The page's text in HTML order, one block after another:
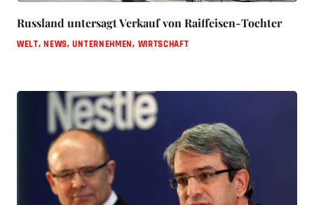
Russland untersagt Verkauf von Raiffeisen-Tochter
WELT,NEWS,UNTERNEHMEN, WIRTSCHAFT